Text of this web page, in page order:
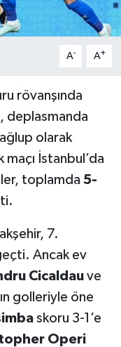
A- A+
rövanşında
, deplasmanda
olarak
maçı İstanbul’da
toplamda 5-
7.
Ancak ev
Cicaldauve
golleriyle öne
skoru 3-1’e
Operi